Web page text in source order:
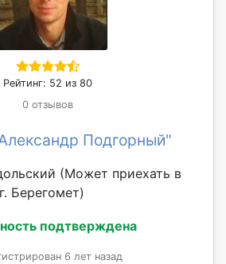
Рейтинг: 52 из 80
0 отзывов
Подгорный"
(Может приехать в
г. Берегомет)
подтверждена
6 лет назад